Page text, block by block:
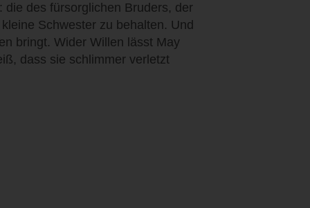
des fürsorglichen Bruders, der
Schwester zu behalten. Und
bringt. Wider Willen lässt May
dass sie schlimmer verletzt